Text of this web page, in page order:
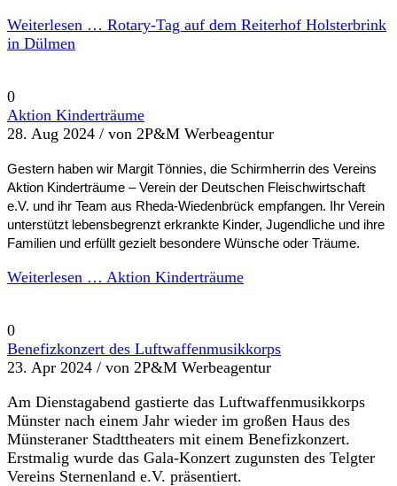
Weiterlesen … Rotary-Tag auf dem Reiterhof Holsterbrink
in Dülmen
0
Aktion Kinderträume
28. Aug 2024 / von 2P&M Werbeagentur
Gestern haben wir Margit Tönnies, die Schirmherrin des Vereins
Aktion Kinderträume – Verein der Deutschen Fleischwirtschaft
e.V. und ihr Team aus Rheda-Wiedenbrück empfangen. Ihr Verein
unterstützt lebensbegrenzt erkrankte Kinder, Jugendliche und ihre
Familien und erfüllt gezielt besondere Wünsche oder Träume.
Weiterlesen … Aktion Kinderträume
0
Benefizkonzert des Luftwaffenmusikkorps
23. Apr 2024 / von 2P&M Werbeagentur
Am Dienstagabend gastierte das Luftwaffenmusikkorps
Münster nach einem Jahr wieder im großen Haus des
Münsteraner Stadttheaters mit einem Benefizkonzert.
Erstmalig wurde das Gala-Konzert zugunsten des Telgter
Vereins Sternenland e.V. präsentiert.